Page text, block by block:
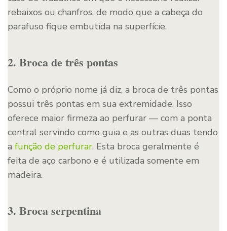
rebaixos ou chanfros, de modo que a cabeça do
parafuso fique embutida na superfície.
2. Broca de três pontas
Como o próprio nome já diz, a broca de três pontas
possui três pontas em sua extremidade. Isso
oferece maior firmeza ao perfurar — com a ponta
central servindo como guia e as outras duas tendo
a função de perfurar. Esta broca geralmente é
feita de aço carbono e é utilizada somente em
madeira.
3. Broca serpentina